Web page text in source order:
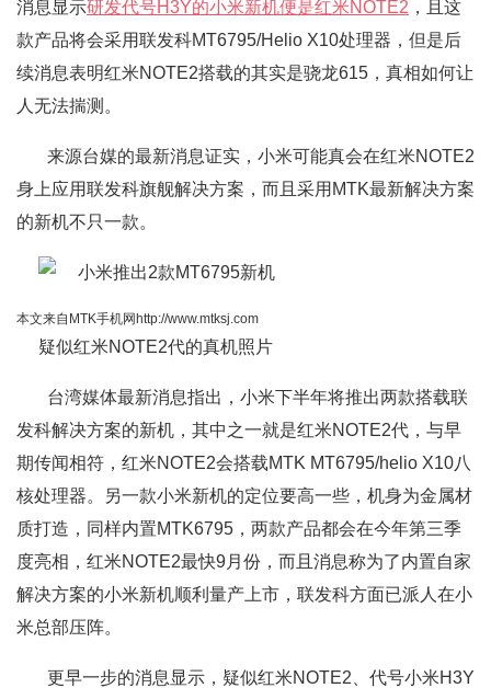
消息显示研发代号H3Y的小米新机便是红米NOTE2 ，且这
款产品将会采用联发科MT6795/Helio X10处理器，但是后
续消息表明红米NOTE2搭载的其实是骁龙615，真相如何让
人无法揣测。
来源台媒的最新消息证实，小米可能真会在红米NOTE2
身上应用联发科旗舰解决方案，而且采用MTK最新解决方案
的新机不只一款。
本文来自MTK手机网http://www.mtksj.com
疑似红米NOTE2代的真机照片
台湾媒体最新消息指出，小米下半年将推出两款搭载联
发科解决方案的新机，其中之一就是红米NOTE2代，与早
期传闻相符，红米NOTE2会搭载MTK MT6795/helio X10八
核处理器。另一款小米新机的定位要高一些，机身为金属材
质打造，同样内置MTK6795，两款产品都会在今年第三季
度亮相，红米NOTE2最快9月份，而且消息称为了内置自家
解决方案的小米新机顺利量产上市，联发科方面已派人在小
米总部压阵。
更早一步的消息显示，疑似红米NOTE2、代号小米H3Y